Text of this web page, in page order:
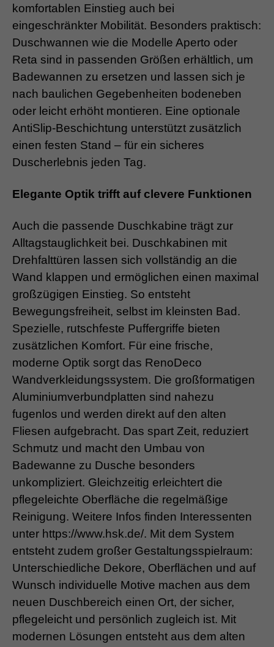
komfortablen Einstieg auch bei
eingeschränkter Mobilität. Besonders praktisch:
Duschwannen wie die Modelle Aperto oder
Reta sind in passenden Größen erhältlich, um
Badewannen zu ersetzen und lassen sich je
nach baulichen Gegebenheiten bodeneben
oder leicht erhöht montieren. Eine optionale
AntiSlip-Beschichtung unterstützt zusätzlich
einen festen Stand – für ein sicheres
Duscherlebnis jeden Tag.
Elegante Optik trifft auf clevere Funktionen
Auch die passende Duschkabine trägt zur
Alltagstauglichkeit bei. Duschkabinen mit
Drehfalttüren lassen sich vollständig an die
Wand klappen und ermöglichen einen maximal
großzügigen Einstieg. So entsteht
Bewegungsfreiheit, selbst im kleinsten Bad.
Spezielle, rutschfeste Puffergriffe bieten
zusätzlichen Komfort. Für eine frische,
moderne Optik sorgt das RenoDeco
Wandverkleidungssystem. Die großformatigen
Aluminiumverbundplatten sind nahezu
fugenlos und werden direkt auf den alten
Fliesen aufgebracht. Das spart Zeit, reduziert
Schmutz und macht den Umbau von
Badewanne zu Dusche besonders
unkompliziert. Gleichzeitig erleichtert die
pflegeleichte Oberfläche die regelmäßige
Reinigung. Weitere Infos finden Interessenten
unter https://www.hsk.de/. Mit dem System
entsteht zudem großer Gestaltungsspielraum:
Unterschiedliche Dekore, Oberflächen und auf
Wunsch individuelle Motive machen aus dem
neuen Duschbereich einen Ort, der sicher,
pflegeleicht und persönlich zugleich ist. Mit
modernen Lösungen entsteht aus dem alten